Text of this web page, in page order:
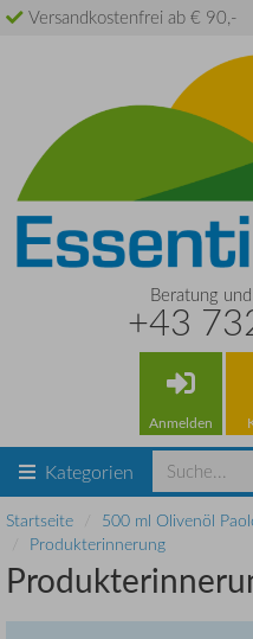
Versandkostenfrei ab € 90,-
Beratung
+43
Anmelden
Kategorien
Startseite
500 ml Olivenöl
Produkterinnerung